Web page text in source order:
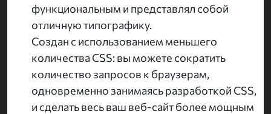
функциональным и представлял собой
отличную типографику.
Создан с использованием меньшего
количества CSS: вы можете сократить
количество запросов к браузерам,
одновременно занимаясь разработкой CSS,
и сделать весь ваш веб-сайт более мощным